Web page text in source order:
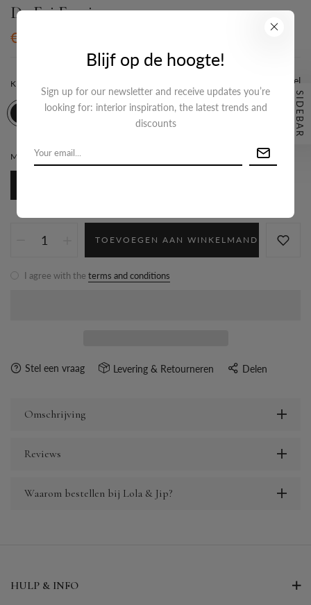
De Evi Earring
€14,95
KLEUR:
MATERIAAL:STAINLESS STEEL
Maattabel
TOEVOEGEN AAN WINKELMAND
I agree with the terms and conditions
Stel een vraag Levering & Retourneren Delen
SIDEBAR
Omschrijving
Reviews
Waarom bestellen bij Lola & Jip?
HULP & INFO
Blijf op de hoogte!
Sign up for our newsletter and receive updates you’re
looking for: interior inspiration, the latest trends and
discounts